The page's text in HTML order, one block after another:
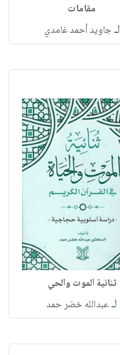
مقامات
لـجاويد أحمد غامدي
ثنائية الموت والحي
لـعبدالله خضر حمد